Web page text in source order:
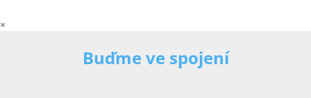
×
Buďme ve spojení